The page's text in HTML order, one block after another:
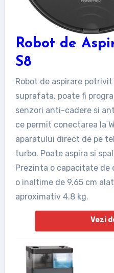
Robot de
S8
Robot de aspirare
suprafata, poate fi
senzori anti-cadere si
ce permit conectarea la
aparatului direct de pe
turbo. Poate aspira si
Prezinta o capacitate de
o inaltime de 9.65 cm
aproximativ 4.8 kg.
Vezi